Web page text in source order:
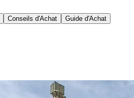
Conseils d'Achat
Guide d'Achat